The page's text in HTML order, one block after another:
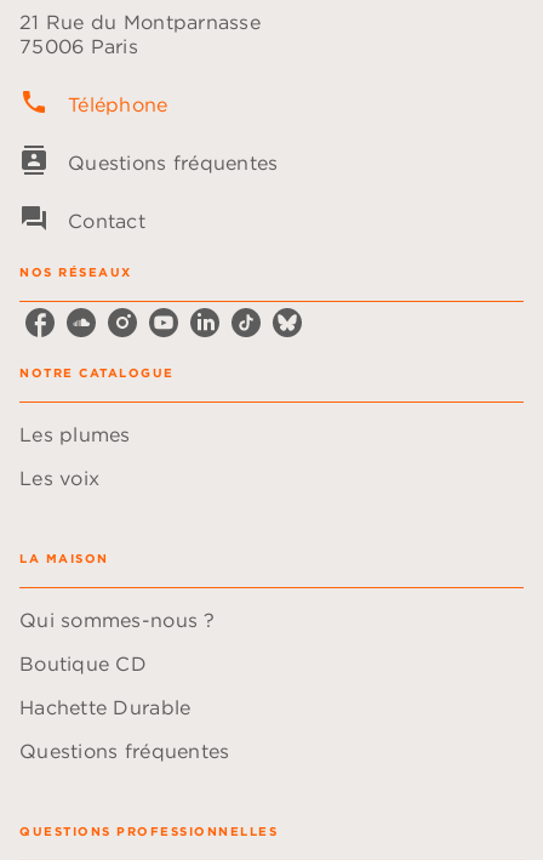
21 Rue du Montparnasse
75006 Paris
phone Téléphone
contacts Questions fréquentes
question_answer Contact
NOS RÉSEAUX
NOTRE CATALOGUE
Les plumes
Les voix
LA MAISON
Qui sommes-nous ?
Boutique CD
Hachette Durable
Questions fréquentes
QUESTIONS PROFESSIONNELLES